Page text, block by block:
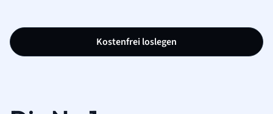
Kostenfrei loslegen